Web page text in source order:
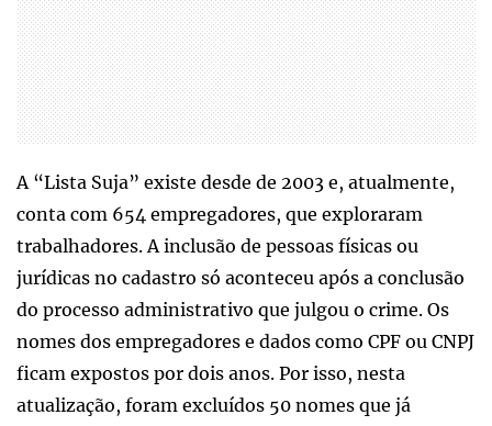
A “Lista Suja” existe desde de 2003 e, atualmente,
conta com 654 empregadores, que exploraram
trabalhadores. A inclusão de pessoas físicas ou
jurídicas no cadastro só aconteceu após a conclusão
do processo administrativo que julgou o crime. Os
nomes dos empregadores e dados como CPF ou CNPJ
ficam expostos por dois anos. Por isso, nesta
atualização, foram excluídos 50 nomes que já